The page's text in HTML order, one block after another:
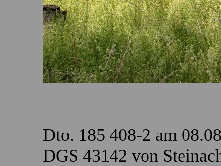
Dto. 185 408-2 am
DGS 43142 von